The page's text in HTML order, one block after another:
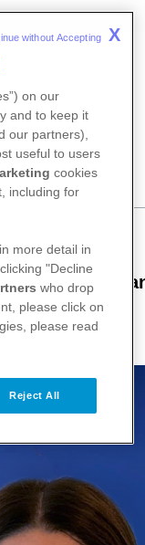
ve uyum
on our
and to keep it
our partners),
useful to users
cookies
including for
more detail in
"Decline
who drop
please click on
please read
Reject All
without Accepting X